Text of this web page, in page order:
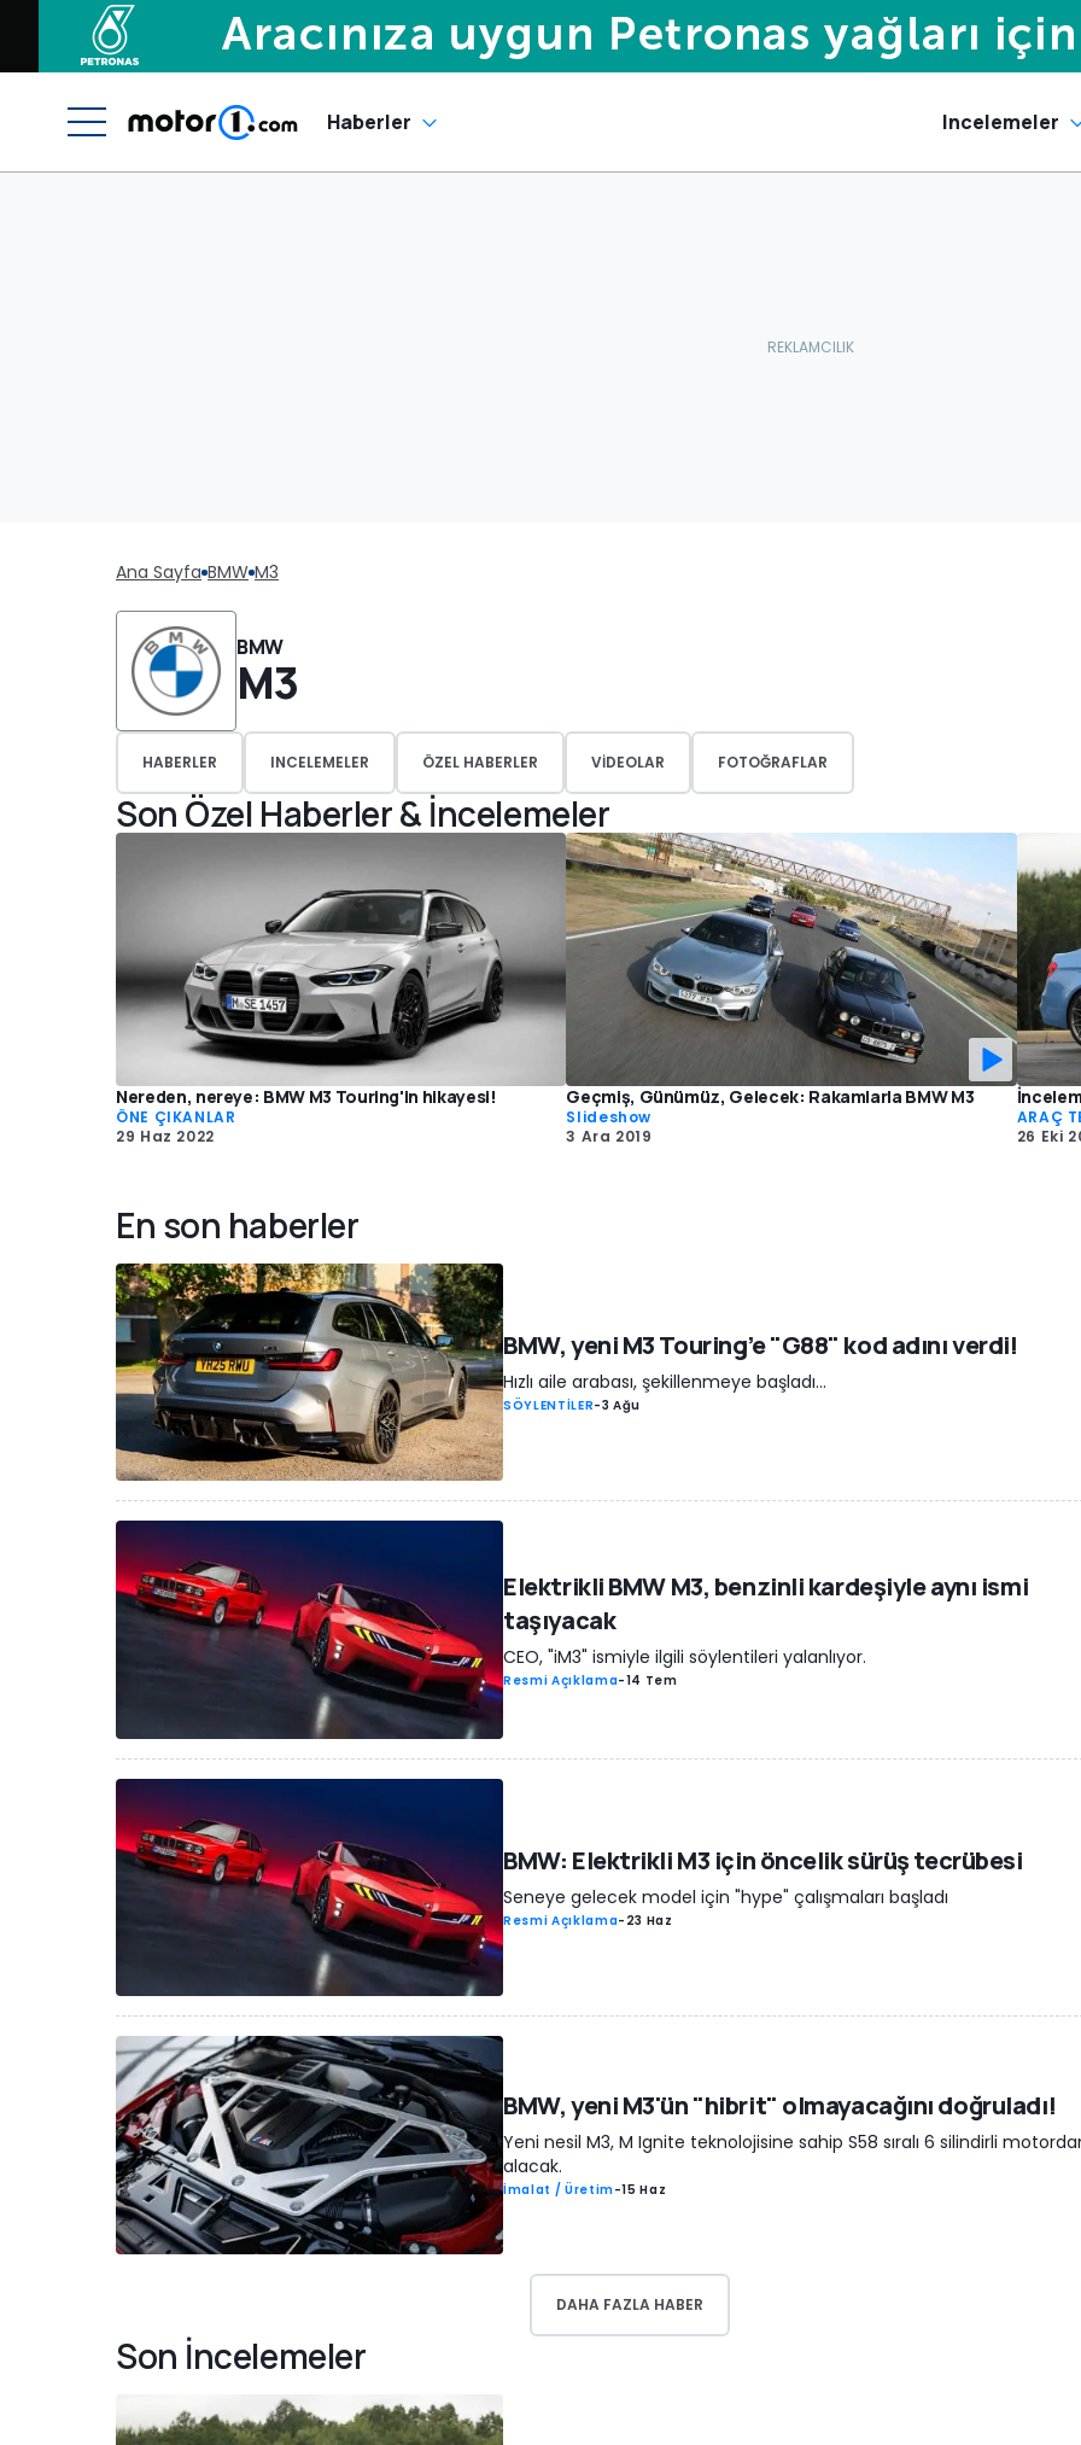
Haberler Incelemeler
Ana Sayfa BMW M3
BMW
M3
HABERLER INCELEMELER ÖZEL HABERLER VIDEOLAR FOTOĞRAFLAR
Son Özel Haberler & İncelemeler
Nereden, nereye: BMW M3 Touring'in hikayesi!
ÖNE ÇIKANLAR
29 Haz 2022
Geçmiş, Günümüz, Gelecek: Rakamlarla BMW M3
Slideshow
3 Ara 2019
ARAÇ
26 Eki
En son haberler
BMW, yeni M3 Touring’e "G88" kod adını verdi!
Hızlı aile arabası, şekillenmeye başladı...
SÖYLENTİLER-3 Ağu
Elektrikli BMW M3, benzinli kardeşiyle aynı ismi
taşıyacak
CEO, "iM3" ismiyle ilgili söylentileri yalanlıyor.
Resmi Açıklama-14 Tem
BMW: Elektrikli M3 için öncelik sürüş tecrübesi
Seneye gelecek model için "hype" çalışmaları başladı
Resmi Açıklama- 23 Haz
BMW, yeni M3'ün "hibrit" olmayacağını doğruladı!
Yeni nesil M3, M Ignite teknolojisine sahip S58 sıralı 6 silindirli
alacak.
İmalat / Üretim-15 Haz
DAHA FAZLA HABER
Son İncelemeler